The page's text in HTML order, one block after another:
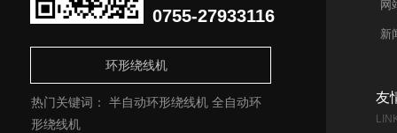
0755-27933116
热门关键词： 半自动环形绕线机 全自动环
形绕线机
网
新
友